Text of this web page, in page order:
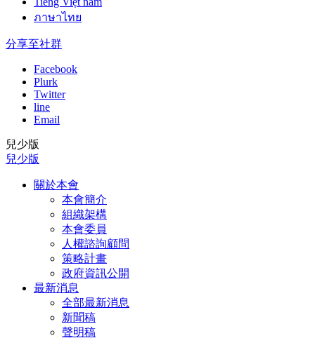
ภาษาไทย
分享至社群
Facebook
Plurk
Twitter
line
Email
兒少版
兒少版
關於本會
本會簡介
組織架構
本會委員
人權諮詢顧問
策略計畫
政府資訊公開
最新消息
全部最新消息
新聞稿
聲明稿